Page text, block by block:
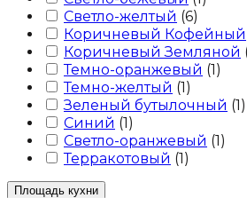
Светло-желтый (6)
Коричневый Кофейный
Коричневый Земляной
Темно-оранжевый (1)
Темно-желтый (1)
Зеленый бутылочный (1)
Синий (1)
Светло-оранжевый (1)
Терракотовый (1)
Площадь кухни